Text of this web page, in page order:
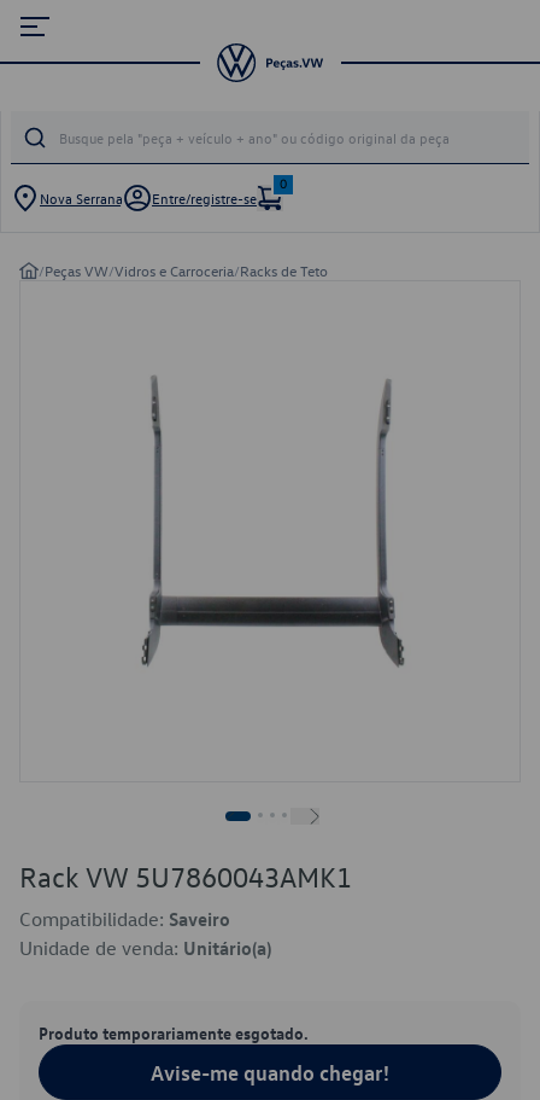
Nova Serrana Entre/registre-se
0
/Peças VW/Vidros e Carroceria/Racks de Teto
Rack VW 5U7860043AMK1
Compatibilidade: Saveiro
Unidade de venda: Unitário(a)
Produto temporariamente esgotado.
Avise-me quando chegar!